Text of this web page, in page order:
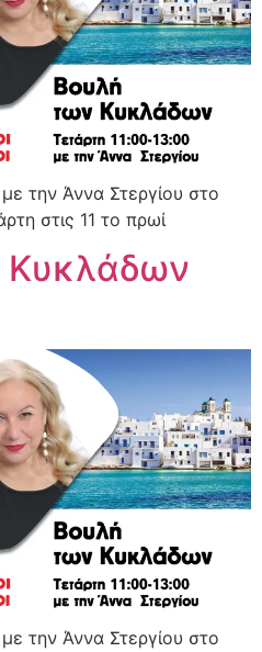
την Άννα Στεργίου στο
στις 11 το πρωί
Κυκλάδων
την Άννα Στεργίου στο